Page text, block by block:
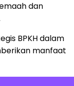
dan
BPKH dalam
manfaat